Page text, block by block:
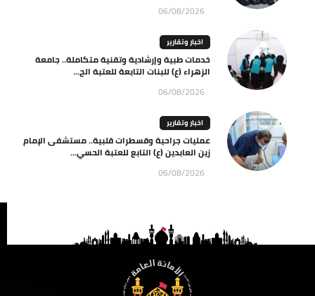
06/08/2026
اخبار وتقارير
خدمات طبية وإرشادية وتقنية متكاملة.. جامعة
الزهراء (ع) للبنات التابعة للعتبة الح...
06/08/2026
اخبار وتقارير
عمليات جراحية وقسطرات قلبية.. مستشفى الإمام
زين العابدين (ع) التابع للعتبة الحسي...
06/08/2026